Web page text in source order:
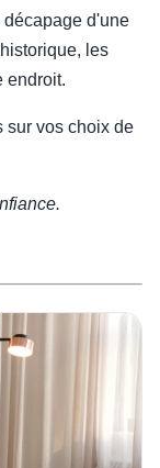
décapage d'une
les
endroit.
sur vos choix de